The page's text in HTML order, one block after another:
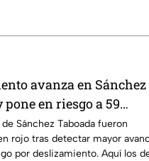
avanza en Sánchez
pone en riesgo a 59
familias se niegan a
sus hogares ⚠️
Sánchez Taboada fueron
rojo tras detectar mayor
por deslizamiento. Aquí los